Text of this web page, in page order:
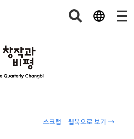
웹북으로 보기 →
스크랩